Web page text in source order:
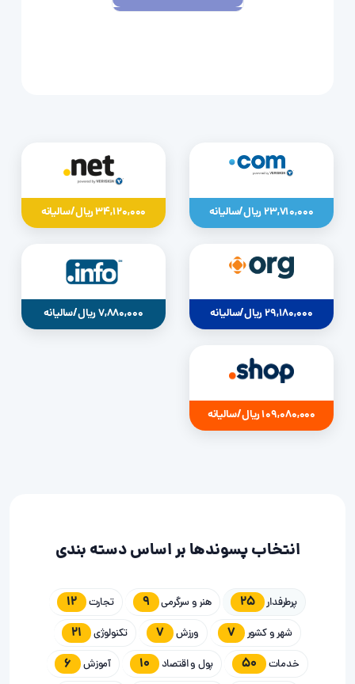
23,710,000 ریال/سالیانه 34,120,000 ریال/سالیانه
29,180,000 ریال/سالیانه 7,880,000 ریال/سالیانه
109,080,000 ریال/سالیانه
انتخاب پسوندها بر اساس دسته بندی
پرطرفدار 25 هنر و سرگرمی 9 تجارت 12
شهر و کشور 7 ورزش 7 تکنولوژی 21
خدمات 50 پول و اقتصاد 10 آموزش 6